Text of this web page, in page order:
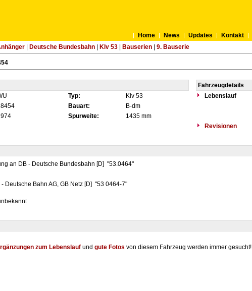
Home News Updates Kontakt
| Deutsche Bundesbahn| Klv 53| Bauserien| 9. Bauserie
Fahrzeugdetails
Typ: Klv 53
Lebenslauf
Bauart:
B-dm
Spurweite:
1435 mm
Revisionen
an DB - Deutsche Bundesbahn [D] "53.0464"
- Deutsche Bahn AG, GB Netz [D] "53 0464-7"
zum Lebenslaufund gute Fotos von diesem Fahrzeug werden immer gesucht!